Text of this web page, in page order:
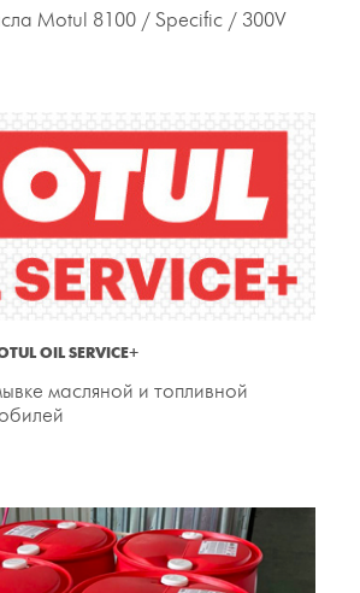
Motul 8100 / Specific / 300V
OIL SERVICE+
масляной и топливной